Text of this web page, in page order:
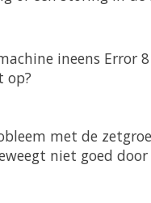
ineens Error 8
op?
met de
niet goed